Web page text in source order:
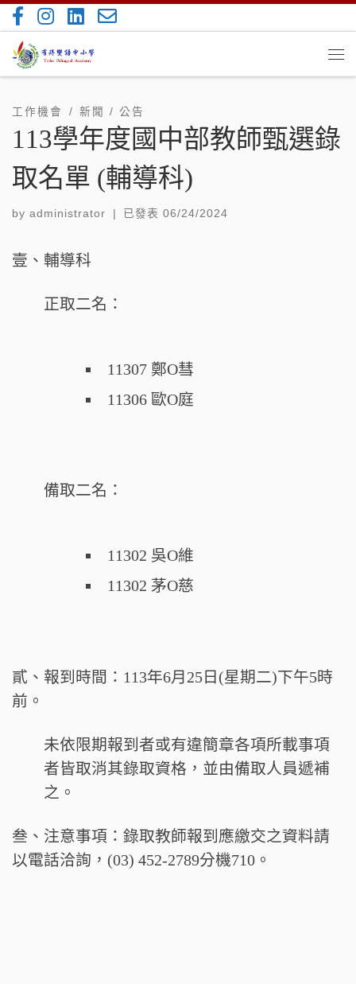
Skip to content
工作機會 新聞 / 公告
113學年度國中部教師甄選錄
取名單 (輔導科)
by administrator 已發表06/24/2024
壹、輔導科
正取二名：
11307 鄭O彗
11306 歐O庭
備取二名：
11302 吳O維
11302 茅O慈
貳、報到時間：113年6月25日(星期二)下午5時
前。
未依限期報到者或有違簡章各項所載事項
者皆取消其錄取資格，並由備取人員遞補
之。
叁、注意事項：錄取教師報到應繳交之資料請
以電話洽詢，(03) 452-2789分機710。